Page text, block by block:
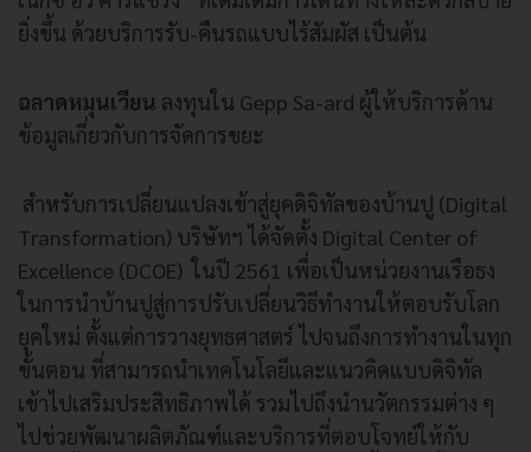
ยิ่งขึ้น ด้วยบริการรับ-คืนรถแบบไร้สัมผัส เป็นต้น
ฉลาดหมุนเวียน ลงทุนใน Gepp Sa-ard ผู้ให้บริการด้าน
ข้อมูลเกี่ยวกับการจัดการขยะ
สำหรับการเปลี่ยนแปลงเข้าสู่ยุคดิจิทัลของบ้านปู (Digital
Transformation) บริษัทฯ ได้จัดตั้ง Digital Center of
Excellence (DCOE) ในปี 2561 เพื่อเป็นหน่วยงานเรือธง
ในการนำบ้านปูสู่การปรับเปลี่ยนวิธีทำงานให้ตอบรับโลก
ยุคใหม่ ตั้งแต่การวางยุทธศาสตร์ ไปจนถึงการทำงานในทุก
ขั้นตอน ที่สามารถนำเทคโนโลยีและแนวคิดแบบดิจิทัล
เข้าไปเสริมประสิทธิภาพได้ รวมไปถึงนำนวัตกรรมต่าง ๆ
ไปช่วยพัฒนาผลิตภัณฑ์และบริการที่ตอบโจทย์ให้กับ